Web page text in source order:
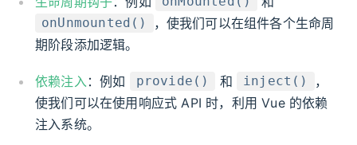
onUnmounted()
，使我们可以在组件各个生命周
期阶段添加逻辑。
依赖注入 ：例如 provide() 和 inject()
，
使我们可以在使用响应式 API 时，利用 Vue 的依赖
注入系统。